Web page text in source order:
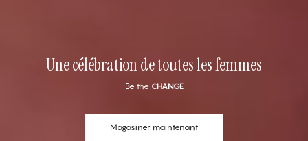
Une célébration de toutes les femmes
Be the CHANGE
Magasiner maintenant